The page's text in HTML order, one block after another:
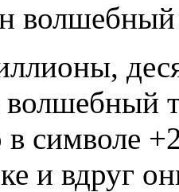
волшебный
символе
и вдруг